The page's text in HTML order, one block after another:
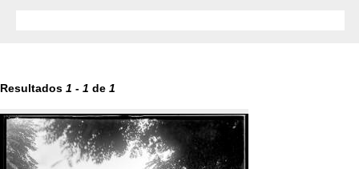
Resultados 1 - 1 de 1